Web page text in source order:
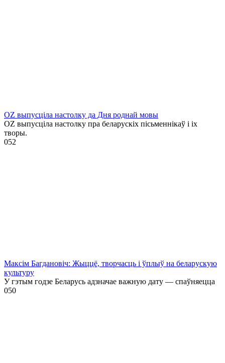
OZ выпусціла настолку да Дня роднай мовы
OZ выпусціла настолку пра беларускіх пісьменнікаў і іх
творы.
052
Максім Багдановіч: Жыццё, творчасць і ўплыў на беларускую
культуру
У гэтым годзе Беларусь адзначае важную дату — спаўняецца
050